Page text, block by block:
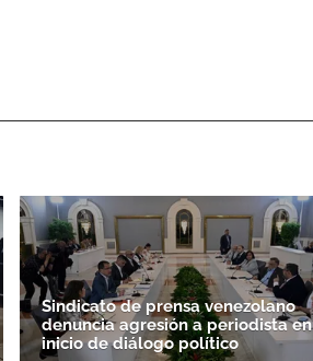
Sindicato de prensa venezolano
denuncia agresión a periodista en
inicio de diálogo político